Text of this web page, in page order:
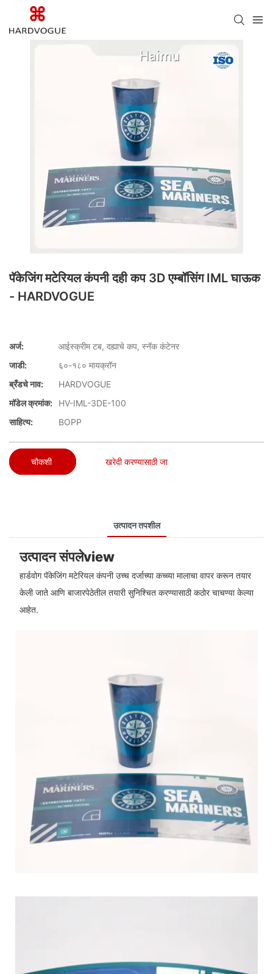
पॅकेजिंग मटेरियल कंपनी दही कप 3D एम्बॉसिंग IML घाऊक
- HARDVOGUE
अर्ज:
आईस्क्रीम टब, दह्याचे कप, स्नॅक कंटेनर
जाडी:
६०-१८० मायक्रॉन
ब्रँडचे नाव:
HARDVOGUE
मॉडेल क्रमांक:
HV-IML-3DE-100
साहित्य:
BOPP
चौकशी खरेदी करण्यासाठी जा
उत्पादन तपशील
उत्पादन संपलेview
हार्डवोग पॅकेजिंग मटेरियल कंपनी उच्च दर्जाच्या कच्च्या मालाचा वापर करून तयार
केली जाते आणि बाजारपेठेतील तयारी सुनिश्चित करण्यासाठी कठोर चाचण्या केल्या
आहेत.